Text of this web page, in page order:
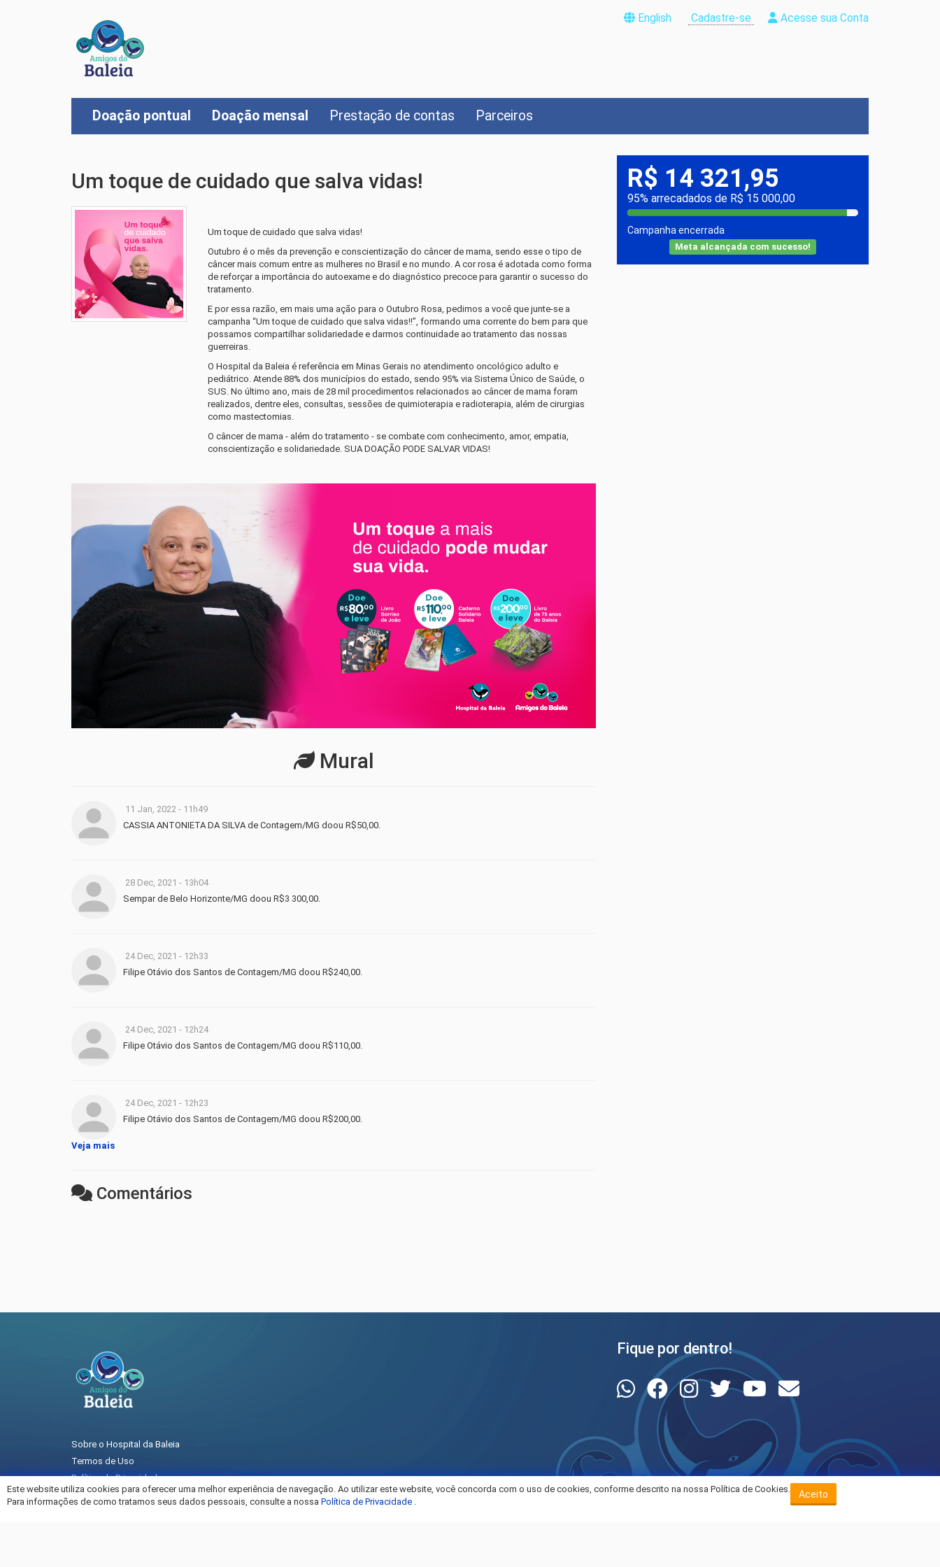
English Cadastre-se Acesse sua Conta
Doação pontual Doação mensal Prestação de contas Parceiros
Um toque de cuidado que salva vidas!
Um toque de cuidado que salva vidas!
Outubro é o mês da prevenção e conscientização do câncer de mama, sendo esse o tipo de
câncer mais comum entre as mulheres no Brasil e no mundo. A cor rosa é adotada como forma
de reforçar a importância do autoexame e do diagnóstico precoce para garantir o sucesso do
tratamento.
E por essa razão, em mais uma ação para o Outubro Rosa, pedimos a você que junte-se a
campanha “Um toque de cuidado que salva vidas!!”, formando uma corrente do bem para que
possamos compartilhar solidariedade e darmos continuidade ao tratamento das nossas
guerreiras.
O Hospital da Baleia é referência em Minas Gerais no atendimento oncológico adulto e
pediátrico. Atende 88% dos municípios do estado, sendo 95% via Sistema Único de Saúde, o
SUS. No último ano, mais de 28 mil procedimentos relacionados ao câncer de mama foram
realizados, dentre eles, consultas, sessões de quimioterapia e radioterapia, além de cirurgias
como mastectomias.
O câncer de mama - além do tratamento - se combate com conhecimento, amor, empatia,
conscientização e solidariedade. SUA DOAÇÃO PODE SALVAR VIDAS!
Mural
11 Jan, 2022 - 11h49
CASSIA ANTONIETA DA SILVA de Contagem/MG doou R$50,00.
28 Dec, 2021 - 13h04
Sempar de Belo Horizonte/MG doou R$3 300,00.
24 Dec, 2021 - 12h33
Filipe Otávio dos Santos de Contagem/MG doou R$240,00.
24 Dec, 2021 - 12h24
Filipe Otávio dos Santos de Contagem/MG doou R$110,00.
24 Dec, 2021 - 12h23
Filipe Otávio dos Santos de Contagem/MG doou R$200,00.
Veja mais
Comentários
R$ 14 321,95
95% arrecadados de R$ 15 000,00
Campanha encerrada
Meta alcançada com sucesso!
Sobre o Hospital da Baleia
Termos de Uso
Política de Privacidade
Entre em Contato
Fique por dentro!
Este website utiliza cookies para oferecer uma melhor experiência de navegação. Ao utilizar este website, você concorda com o uso de cookies, conforme descrito na nossa Política de Cookies.
Para informações de como tratamos seus dados pessoais, consulte a nossa Política de Privacidade .
Aceito